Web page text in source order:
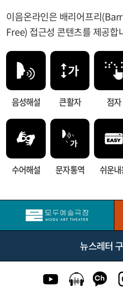
이음온라인은 배리어프리
Free) 접근성 콘텐츠를 제공합
음성해설 큰 활자 점자
수어해설 문자 통역 쉬운
뉴스레터
카카
유튜브 이동팟캐스트 이